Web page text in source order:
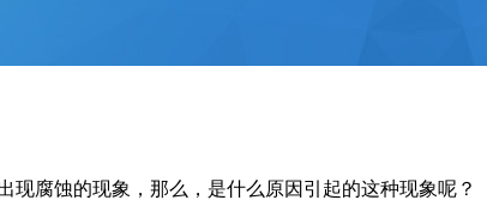
现腐蚀的现象，那么，是什么原因引起的这种现象呢？